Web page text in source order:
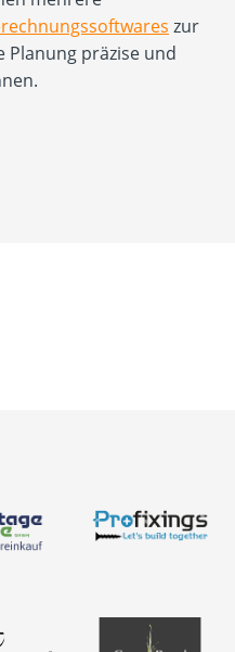
zur
Planung präzise und